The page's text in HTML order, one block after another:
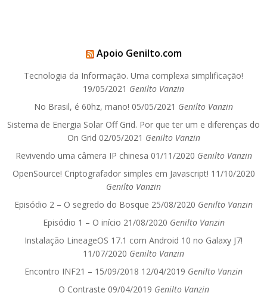
Apoio Genilto.com
Tecnologia da Informação. Uma complexa simplificação!
19/05/2021 Genilto Vanzin
No Brasil, é 60hz, mano! 05/05/2021 Genilto Vanzin
Sistema de Energia Solar Off Grid. Por que ter um e diferenças do
On Grid 02/05/2021 Genilto Vanzin
Revivendo uma câmera IP chinesa 01/11/2020 Genilto Vanzin
OpenSource! Criptografador simples em Javascript! 11/10/2020
Genilto Vanzin
Episódio 2 – O segredo do Bosque 25/08/2020 Genilto Vanzin
Episódio 1 – O início 21/08/2020 Genilto Vanzin
Instalação LineageOS 17.1 com Android 10 no Galaxy J7!
11/07/2020 Genilto Vanzin
Encontro INF21 – 15/09/2018 12/04/2019 Genilto Vanzin
O Contraste 09/04/2019 Genilto Vanzin